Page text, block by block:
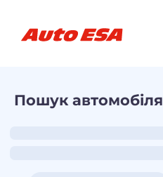
Пошук автомобіля